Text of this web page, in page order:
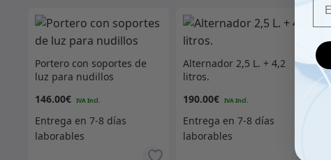
Portero con soportes de
luz para nudillos
146.00€
Alternador 2,5 L. + 4,2
litros.
190.00€